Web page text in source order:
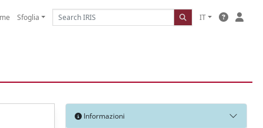
Sfoglia IT
Informazioni